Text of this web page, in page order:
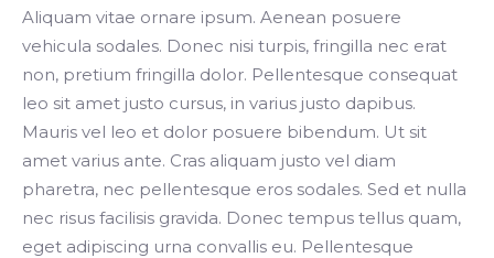
Aliquam vitae ornare ipsum. Aenean posuere
vehicula sodales. Donec nisi turpis, fringilla nec erat
non, pretium fringilla dolor. Pellentesque consequat
leo sit amet justo cursus, in varius justo dapibus.
Mauris vel leo et dolor posuere bibendum. Ut sit
amet varius ante. Cras aliquam justo vel diam
pharetra, nec pellentesque eros sodales. Sed et nulla
nec risus facilisis gravida. Donec tempus tellus quam,
eget adipiscing urna convallis eu. Pellentesque